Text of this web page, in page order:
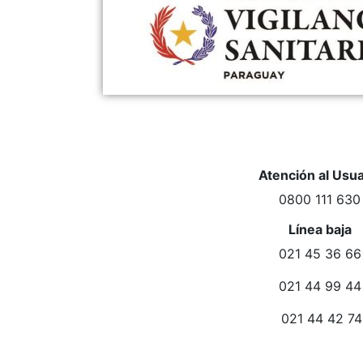
Atención al
0800 111 630
Línea baja
021 45 36 66
021 44 99 44
021 44 42 74